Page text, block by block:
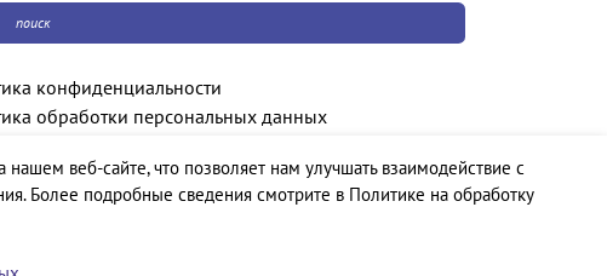
конфиденциальности
обработки персональных данных
нашем веб-сайте, что позволяет нам улучшать взаимодействие с
Более подробные сведения смотрите в Политике на обработку